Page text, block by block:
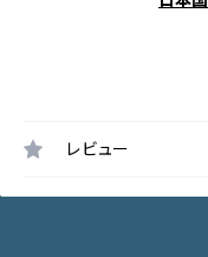
レビュー